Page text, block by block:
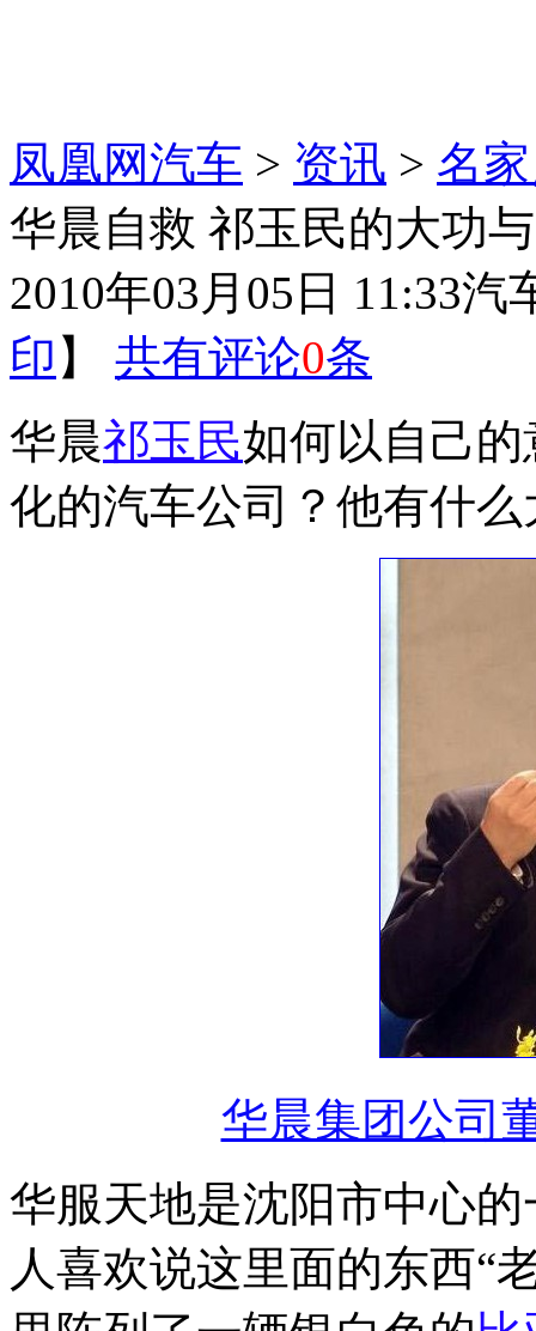
凤凰网汽车 > 资讯 > 名
华晨自救 祁玉民的大功
2010年03月05日 11:33汽
印 】 共有评论0条
华晨祁玉民如何以自己
化的汽车公司？他有什
华晨集团公司
华服天地是沈阳市中心
人喜欢说这里面的东西“